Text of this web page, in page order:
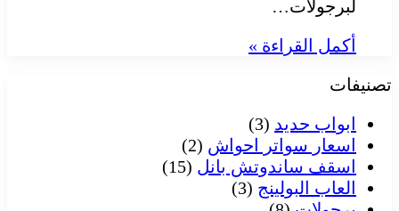
لبرجولات…
أكمل القراءة »
تصنيفات
ابواب حديد (3)
اسعار سواتر احواش (2)
اسقف ساندوتش بانل (15)
العاب البولينج (3)